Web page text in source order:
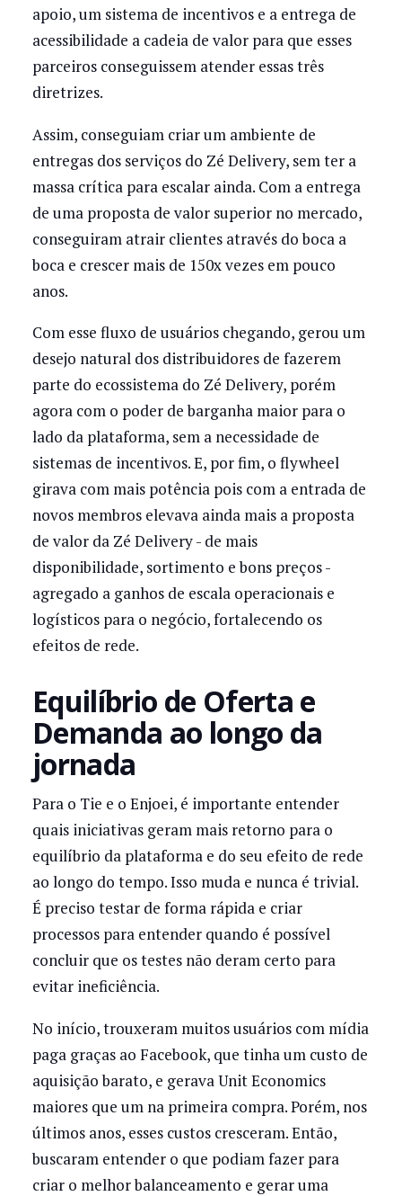
apoio, um sistema de incentivos e a entrega de
acessibilidade a cadeia de valor para que esses
parceiros conseguissem atender essas três
diretrizes.
Assim, conseguiam criar um ambiente de
entregas dos serviços do Zé Delivery, sem ter a
massa crítica para escalar ainda. Com a entrega
de uma proposta de valor superior no mercado,
conseguiram atrair clientes através do boca a
boca e crescer mais de 150x vezes em pouco
anos.
Com esse fluxo de usuários chegando, gerou um
desejo natural dos distribuidores de fazerem
parte do ecossistema do Zé Delivery, porém
agora com o poder de barganha maior para o
lado da plataforma, sem a necessidade de
sistemas de incentivos. E, por fim, o flywheel
girava com mais potência pois com a entrada de
novos membros elevava ainda mais a proposta
de valor da Zé Delivery - de mais
disponibilidade, sortimento e bons preços -
agregado a ganhos de escala operacionais e
logísticos para o negócio, fortalecendo os
efeitos de rede.
Equilíbrio de Oferta e
Demanda ao longo da
jornada
Para o Tie e o Enjoei, é importante entender
quais iniciativas geram mais retorno para o
equilíbrio da plataforma e do seu efeito de rede
ao longo do tempo. Isso muda e nunca é trivial.
É preciso testar de forma rápida e criar
processos para entender quando é possível
concluir que os testes não deram certo para
evitar ineficiência.
No início, trouxeram muitos usuários com mídia
paga graças ao Facebook, que tinha um custo de
aquisição barato, e gerava Unit Economics
maiores que um na primeira compra. Porém, nos
últimos anos, esses custos cresceram. Então,
buscaram entender o que podiam fazer para
criar o melhor balanceamento e gerar uma